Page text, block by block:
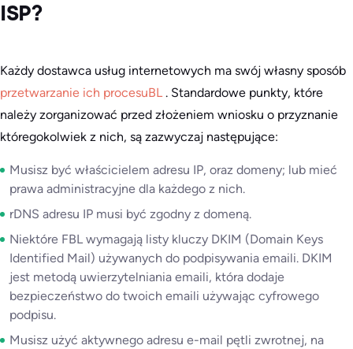
ISP?
Każdy dostawca usług internetowych ma swój własny sposób
przetwarzanie ich procesuBL . Standardowe punkty, które
należy zorganizować przed złożeniem wniosku o przyznanie
któregokolwiek z nich, są zazwyczaj następujące:
Musisz być właścicielem adresu IP, oraz domeny; lub mieć
prawa administracyjne dla każdego z nich.
rDNS adresu IP musi być zgodny z domeną.
Niektóre FBL wymagają listy kluczy DKIM (Domain Keys
Identified Mail) używanych do podpisywania emaili. DKIM
jest metodą uwierzytelniania emaili, która dodaje
bezpieczeństwo do twoich emaili używając cyfrowego
podpisu.
Musisz użyć aktywnego adresu e-mail pętli zwrotnej, na